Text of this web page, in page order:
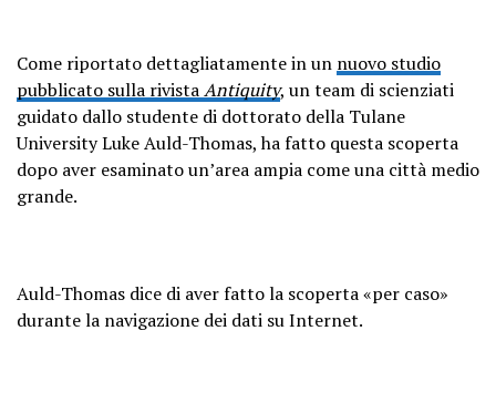
Come riportato dettagliatamente in un nuovo studio
pubblicato sulla rivistaAntiquity, un team di scienziati
guidato dallo studente di dottorato della Tulane
University Luke Auld-Thomas, ha fatto questa scoperta
dopo aver esaminato un’area ampia come una città medio
grande.
Auld-Thomas dice di aver fatto la scoperta «per caso»
durante la navigazione dei dati su Internet.